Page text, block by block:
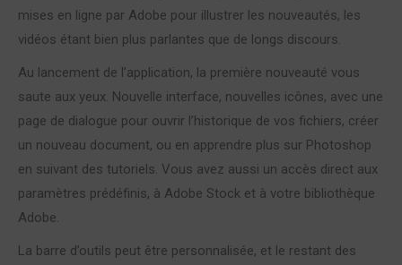
mises en ligne par Adobe pour illustrer les nouveautés, les
vidéos étant bien plus parlantes que de longs discours.
Au lancement de l’application, la première nouveauté vous
saute aux yeux. Nouvelle interface, nouvelles icônes, avec une
page de dialogue pour ouvrir l’historique de vos fichiers, créer
un nouveau document, ou en apprendre plus sur Photoshop
en suivant des tutoriels. Vous avez aussi un accès direct aux
paramètres prédéfinis, à Adobe Stock et à votre bibliothèque
Adobe.
La barre d’outils peut être personnalisée, et le restant des